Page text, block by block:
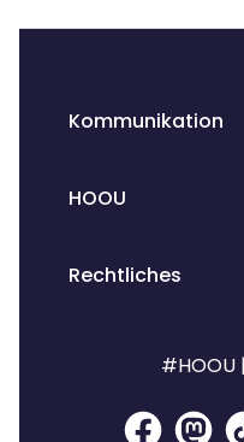
Kommunikation
HOOU
Rechtliches
#HOOU